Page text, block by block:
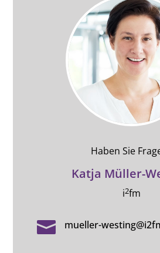
Haben Sie
Katja Müller-
i2fm
 mueller-